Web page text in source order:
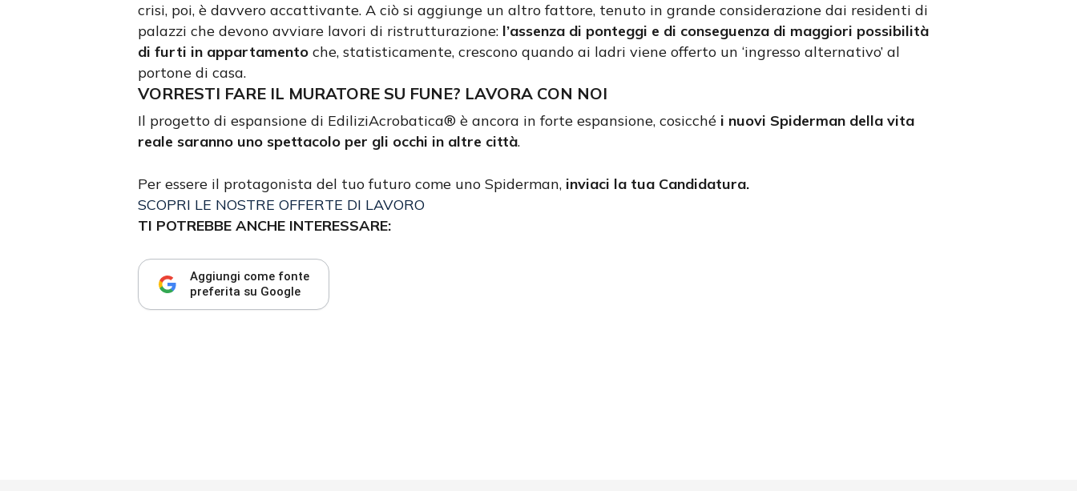
crisi, poi, è davvero accattivante. A ciò si aggiunge un altro fattore, tenuto in grande considerazione dai residenti di
palazzi che devono avviare lavori di ristrutturazione: l’assenza di ponteggi e di conseguenza di maggiori possibilità
di furti in appartamento che, statisticamente, crescono quando ai ladri viene offerto un ‘ingresso alternativo’ al
portone di casa.
VORRESTI FARE IL MURATORE SU FUNE? LAVORA CON NOI
Il progetto di espansione di EdiliziAcrobatica® è ancora in forte espansione, cosicché i nuovi Spiderman della vita
reale saranno uno spettacolo per gli occhi in altre città.
Per essere il protagonista del tuo futuro come uno Spiderman, inviaci la tua Candidatura.
SCOPRI LE NOSTRE OFFERTE DI LAVORO
TI POTREBBE ANCHE INTERESSARE:
Aggiungi come fonte
preferita su Google